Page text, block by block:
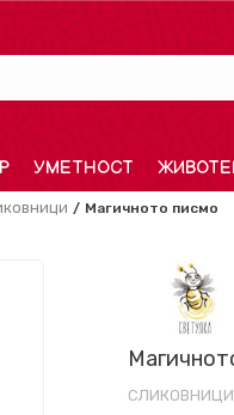
УМЕТНОСТ
Магичното писмо
СЛИКОВНИЦИ